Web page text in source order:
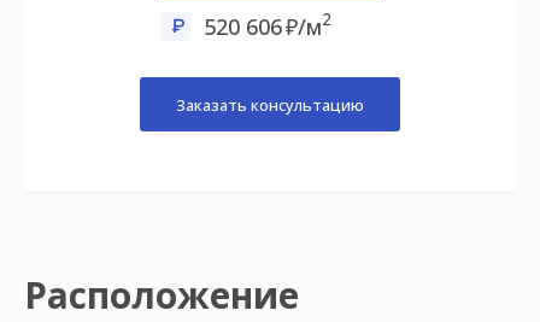
520 606 /м2
Заказать консультацию
Расположение